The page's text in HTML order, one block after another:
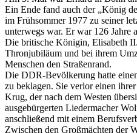
Ein Ende fand auch der „König
im Frühsommer 1977 zu seiner
unterwegs war. Er war 126 Jahre
Die britische Königin, Elisabeth
Thronjubiläum und bei ihrem
Menschen den Straßenrand.
Die DDR-Bevölkerung hatte
zu beklagen. Sie verlor einen
Krug, der nach dem Westen
ausgebürgerten Liedermacher
anschließend mit einem
Zwischen den Großmächten der